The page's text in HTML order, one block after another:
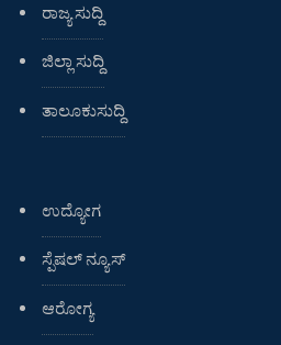
ರಾಜ್ಯ ಸುದ್ದಿ
ಜಿಲ್ಲಾ ಸುದ್ದಿ
ತಾಲೂಕುಸುದ್ದಿ
ಉದ್ಯೋಗ
ಸ್ಪೆಷಲ್ ನ್ಯೂಸ್
ಆರೋಗ್ಯ